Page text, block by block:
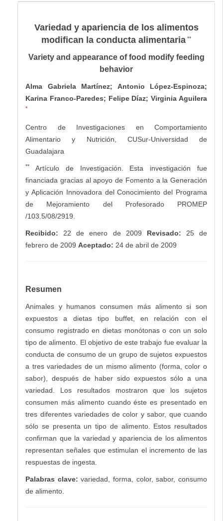
Variedad y apariencia de los alimentos
modifican la conducta alimentaria **
Variety and appearance of food modify feeding
behavior
Alma Gabriela Martínez; Antonio López-Espinoza;
Karina Franco-Paredes; Felipe Díaz; Virginia Aguilera
*
Centro de Investigaciones en Comportamiento
Alimentario y Nutrición, CUSur-Universidad de
Guadalajara
**
Artículo de Investigación. Esta investigación fue
financiada gracias al apoyo de Fomento a la Generación
y Aplicación Innovadora del Conocimiento del Programa
de Mejoramiento del Profesorado PROMEP
/103.5/08/2919.
Recibido: 22 de enero de 2009 Revisado: 25 de
febrero de 2009 Aceptado: 24 de abril de 2009
Resumen
Animales y humanos consumen más alimento si son
expuestos a dietas tipo buffet, en relación con el
consumo registrado en dietas monótonas o con un solo
tipo de alimento. El objetivo de este trabajo fue evaluar la
conducta de consumo de un grupo de sujetos expuestos
a tres variedades de un mismo alimento (forma, color o
sabor), después de haber sido expuestos sólo a una
variedad. Los resultados mostraron que los sujetos
consumen más alimento cuando éste es presentado en
tres diferentes variedades de color y sabor, que cuando
sólo se presenta un tipo de alimento. Estos resultados
confirman que la variedad y apariencia de los alimentos
representan señales que estimulan el incremento de las
respuestas de ingesta.
Palabras clave:variedad, forma, color, sabor, consumo
de alimento.